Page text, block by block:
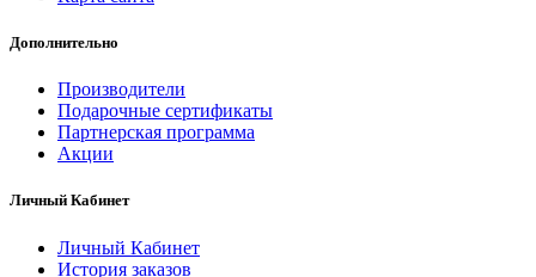
Дополнительно
Производители
Подарочные сертификаты
Партнерская программа
Акции
Личный Кабинет
Личный Кабинет
История заказов